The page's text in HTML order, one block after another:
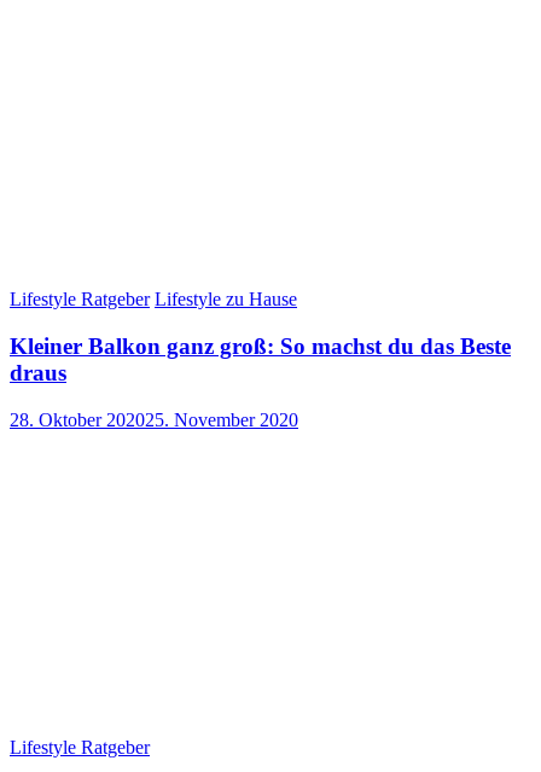
Lifestyle Ratgeber Lifestyle zu Hause
Kleiner Balkon ganz groß: So machst du das Beste
draus
28. Oktober 202025. November 2020
Lifestyle Ratgeber